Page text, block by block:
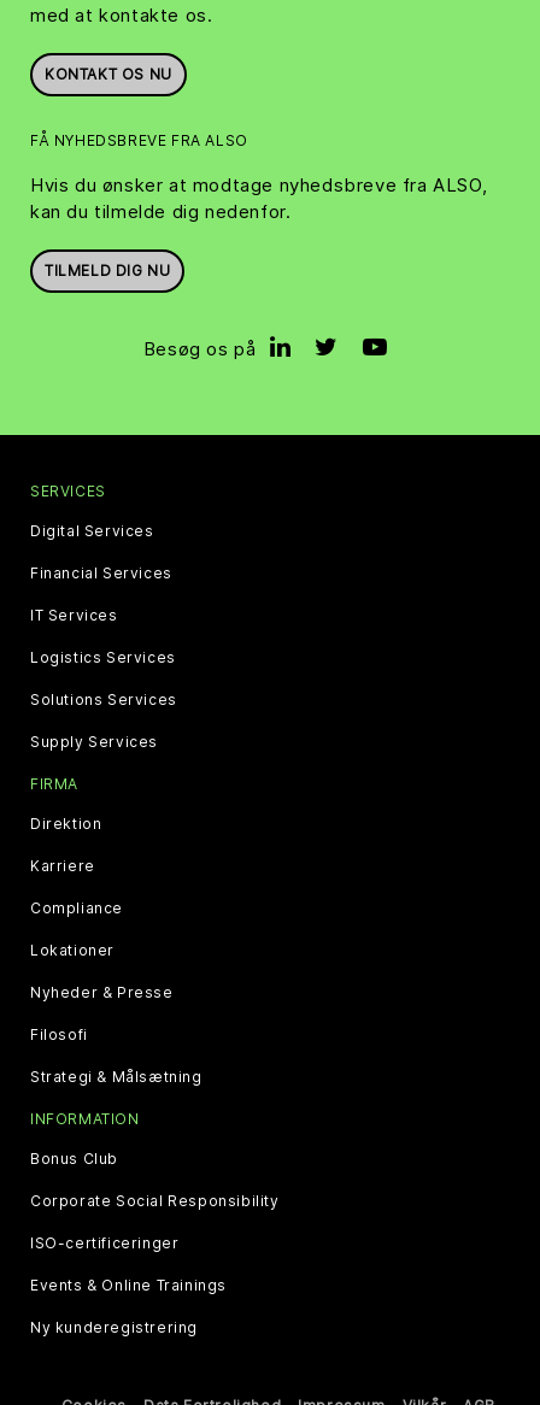
med at kontakte os.
KONTAKT OS NU
FÅ NYHEDSBREVE FRA ALSO
Hvis du ønsker at modtage nyhedsbreve fra ALSO,
kan du tilmelde dig nedenfor.
TILMELD DIG NU
Besøg os på
SERVICES
Digital Services
Financial Services
IT Services
Logistics Services
Solutions Services
Supply Services
FIRMA
Direktion
Karriere
Compliance
Lokationer
Nyheder & Presse
Filosofi
Strategi & Målsætning
INFORMATION
Bonus Club
Corporate Social Responsibility
ISO-certificeringer
Events & Online Trainings
Ny kunderegistrering